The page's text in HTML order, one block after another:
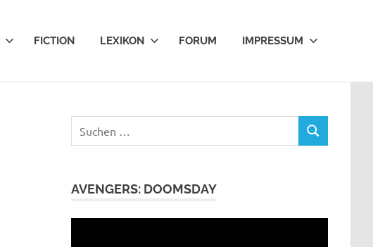
FICTION LEXIKON FORUM IMPRESSUM
nach:
SUCHEN
AVENGERS: DOOMSDAY